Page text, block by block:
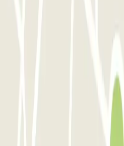
piéton même après une certaine
spacieux